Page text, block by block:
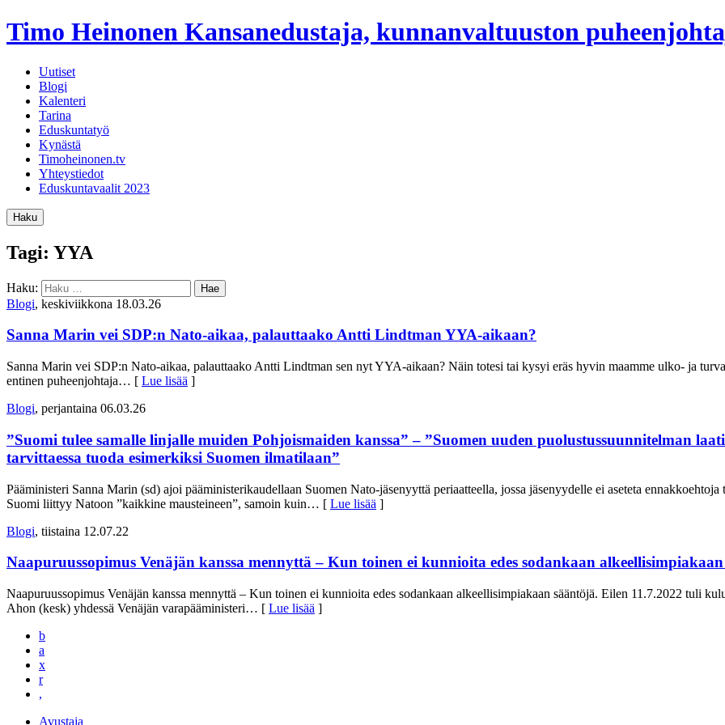
Timo Heinonen Kansanedustaja, kunnanvaltuuston
Uutiset
Blogi
Kalenteri
Tarina
Eduskuntatyö
Kynästä
Timoheinonen.tv
Yhteystiedot
Eduskuntavaalit 2023
Haku
Tagi: YYA
Haku:
Blogi, keskiviikkona 18.03.26
Sanna Marin vei SDP:n Nato-aikaa, palauttaako Antti Lindtman YYA-aikaan?
Sanna Marin vei SDP:n Nato-aikaa, palauttaako Antti Lindtman sen nyt YYA-aikaan? Näin totesi tai kysyi eräs hyvin maamme ulko- ja
entinen puheenjohtaja… [ Lue lisää ]
Blogi, perjantaina 06.03.26
”Suomi tulee samalle linjalle muiden Pohjoismaiden kanssa” – ”Suomen uuden puolustussuunnitelman
tarvittaessa tuoda esimerkiksi Suomen ilmatilaan”
Pääministeri Sanna Marin (sd) ajoi pääministerikaudellaan Suomen Nato-jäsenyyttä periaatteella, jossa jäsenyydelle ei aseteta
Suomi liittyy Natoon ”kaikkine mausteineen”, samoin kuin… [ Lue lisää ]
Blogi, tiistaina 12.07.22
Naapuruussopimus Venäjän kanssa mennyttä – Kun toinen ei kunnioita edes sodankaan
Naapuruussopimus Venäjän kanssa mennyttä – Kun toinen ei kunnioita edes sodankaan alkeellisimpiakaan sääntöjä. Eilen 11.7.2022 tuli
Ahon (kesk) yhdessä Venäjän varapääministeri… [ Lue lisää ]
b
a
x
r
,
Avustaja